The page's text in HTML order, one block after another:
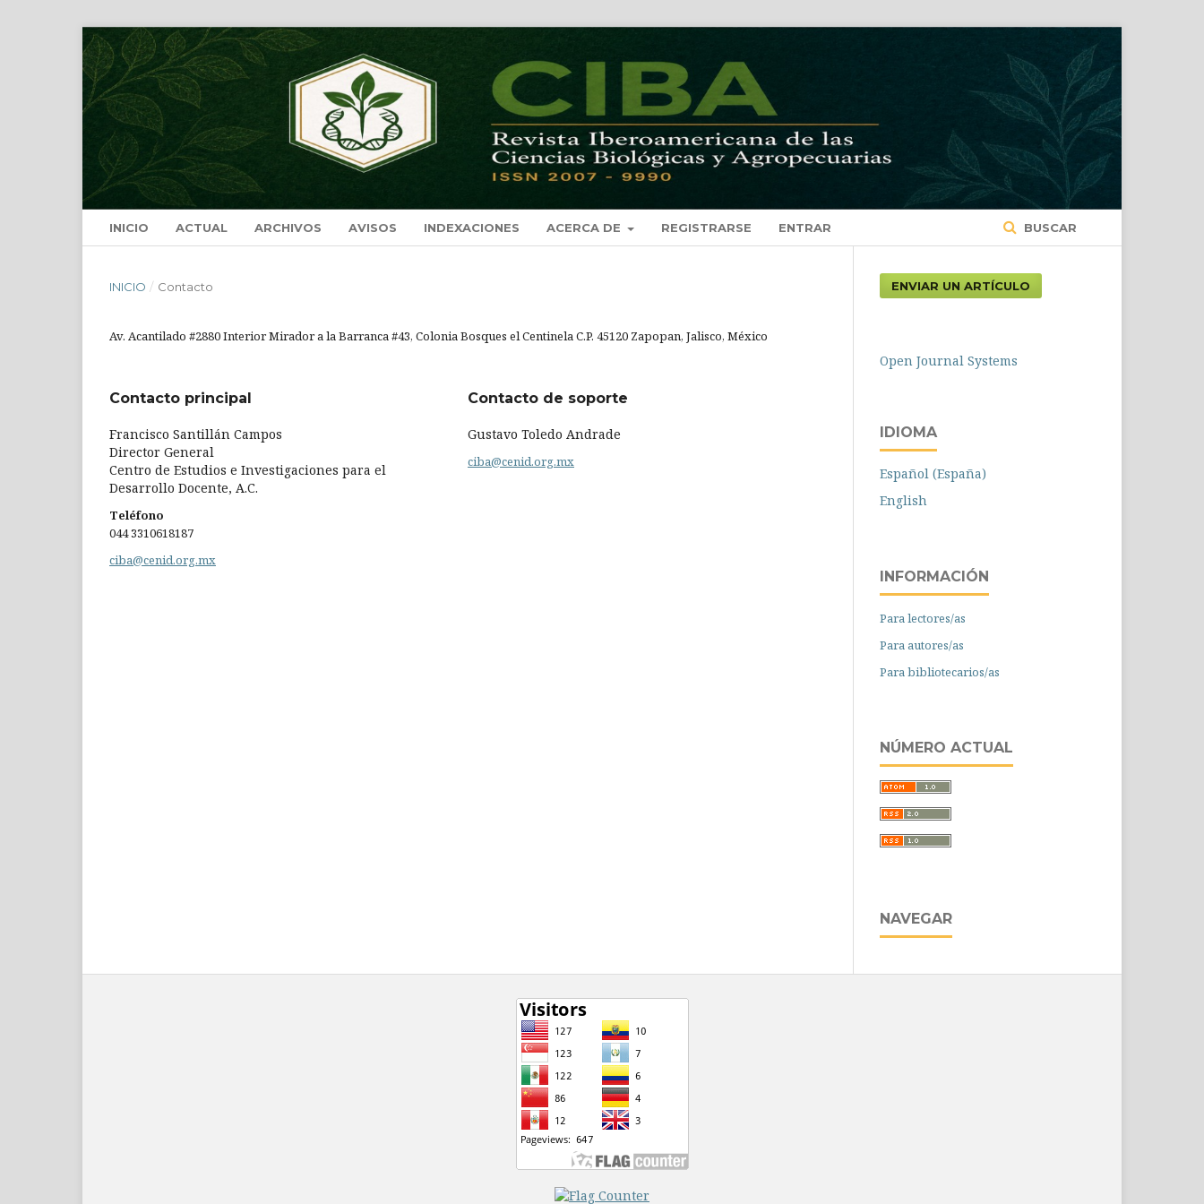
INICIO ACTUAL ARCHIVOS AVISOS INDEXACIONES ACERCA DE REGISTRARSE ENTRAR BUSCAR
INICIO / Contacto
Av. Acantilado #2880 Interior Mirador a la Barranca #43, Colonia Bosques el Centinela C.P. 45120 Zapopan, Jalisco, México
Contacto principal
Francisco Santillán Campos
Director General
Centro de Estudios e Investigaciones para el
Desarrollo Docente, A.C.
Teléfono
044 3310618187
ciba@cenid.org.mx
Contacto de soporte
Gustavo Toledo Andrade
ciba@cenid.org.mx
ENVIAR UN ARTÍCULO
Open Journal Systems
IDIOMA
Español (España)
English
INFORMACIÓN
Para lectores/as
Para autores/as
Para bibliotecarios/as
NÚMERO ACTUAL
NAVEGAR